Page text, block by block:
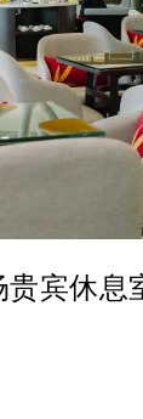
宾休息